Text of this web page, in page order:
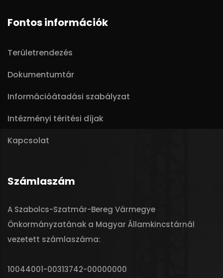
Fontos információk
Területrendezés
Dokumentumtár
Információátadási szabályzat
Intézményi téritési díjak
Kapcsolat
Számlaszám
A Szabolcs-Szatmár-Bereg Vármegye
Önkormányzatának a Magyar Államkincstárnál
vezetett számlaszáma:
10044001-00313742-00000000